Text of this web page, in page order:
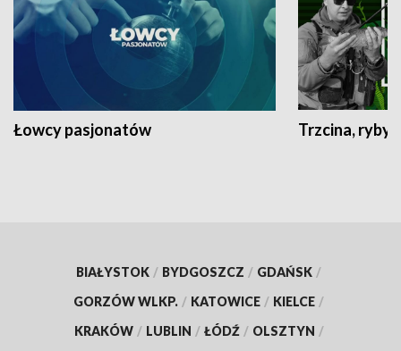
Łowcy pasjonatów Trzcina, ryby
BIAŁYSTOK / BYDGOSZCZ / GDAŃSK /
GORZÓW WLKP. / KATOWICE / KIELCE /
KRAKÓW / LUBLIN / ŁÓDŹ / OLSZTYN /